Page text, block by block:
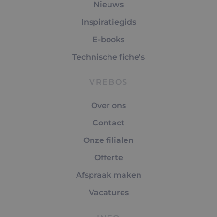
Nieuws
Inspiratiegids
E-books
Technische fiche's
VREBOS
Over ons
Contact
Onze filialen
Offerte
Afspraak maken
Vacatures